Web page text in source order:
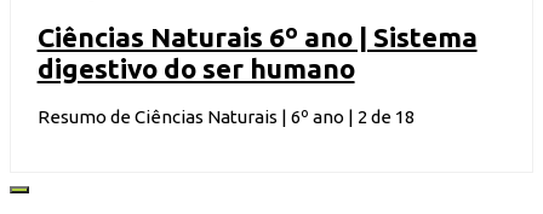
Ciências Naturais 6º ano | Sistema
digestivo do ser humano
Resumo de Ciências Naturais | 6º ano | 2 de 18